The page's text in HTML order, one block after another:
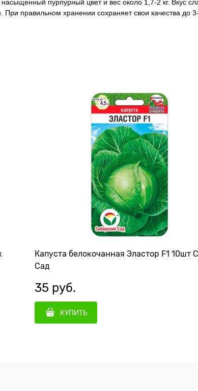
пурпурный цвет и вес около 1,7-2 кг. Вкус
правильном хранении сохраняет свои качества до
Капуста белокочанная Эластор F1 10шт
Сад
35 руб.
КУПИТЬ